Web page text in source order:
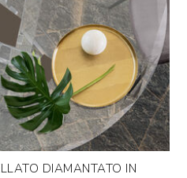
ENDA
Riflessi Lab
DIAMANTATO IN